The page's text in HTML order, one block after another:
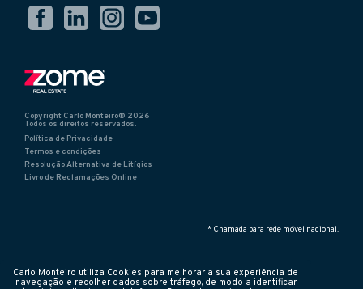
Carlo Monteiro utiliza Cookies para melhorar a sua experiência de
navegação e recolher dados sobre tráfego, de modo a identificar
Copyright Carlo Monteiro® 2026
Todos os direitos reservados.
Política de Privacidade
Termos e condições
Resolução Alternativa de Litígios
Livro de Reclamações Online
* Chamada para rede móvel nacional.